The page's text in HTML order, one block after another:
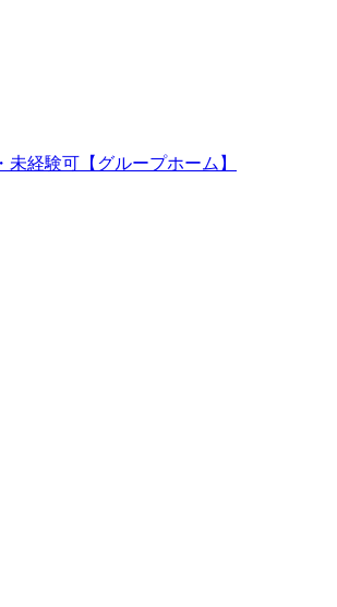
経験可【グループホーム】